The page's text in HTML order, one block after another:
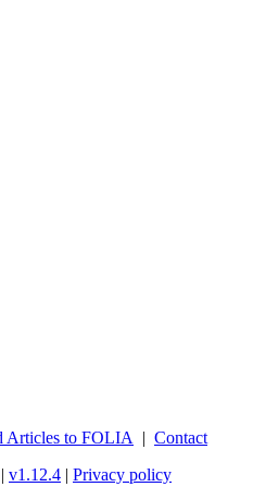
Articles to FOLIA | Contact
| v1.12.4 | Privacy policy